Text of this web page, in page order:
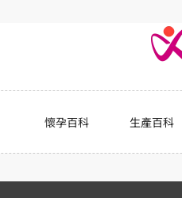
懷孕百科 生產百科